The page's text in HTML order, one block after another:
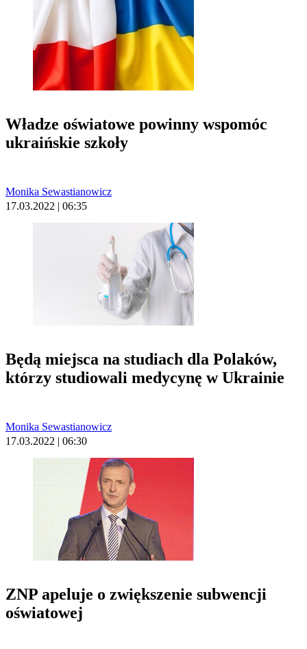
Władze oświatowe powinny wspomóc
ukraińskie szkoły
Monika Sewastianowicz
17.03.2022 | 06:35
Będą miejsca na studiach dla Polaków,
którzy studiowali medycynę w Ukrainie
Monika Sewastianowicz
17.03.2022 | 06:30
ZNP apeluje o zwiększenie subwencji
oświatowej